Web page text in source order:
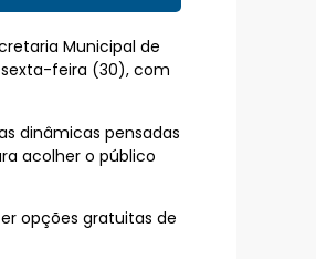
Municipal de
feira (30), com
dinâmicas pensadas
acolher o público
opções gratuitas de